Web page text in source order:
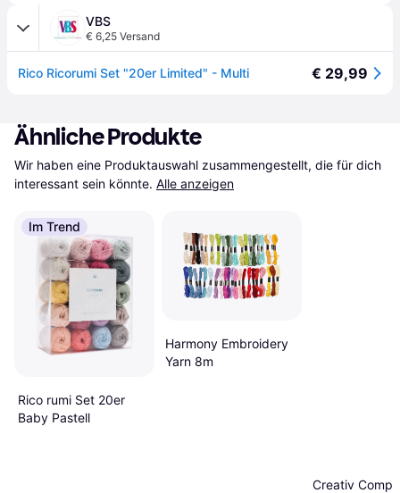
VBS
€ 6,25 Versand
Rico Ricorumi Set "20er Limited" - Multi € 29,99
Ähnliche Produkte
Wir haben eine Produktauswahl zusammengestellt, die für dich
interessant sein könnte. Alle anzeigen
Im Trend
Rico rumi Set 20er
Baby Pastell
Harmony Embroidery
Yarn 8m
Creativ